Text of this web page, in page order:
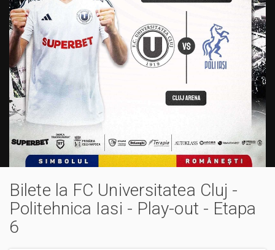
Bilete la FC Universitatea Cluj -
Politehnica Iasi - Play-out - Etapa
6